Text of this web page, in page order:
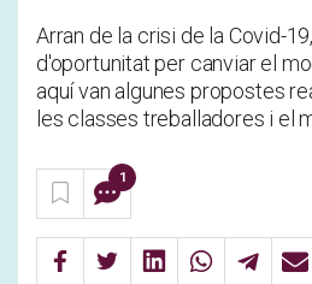
Arran de la crisi de la Covid-
d'oportunitat per canviar el
aquí van algunes propostes
les classes treballadores i el
1